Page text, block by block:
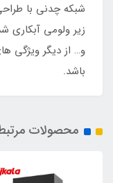
شبکه چدنی با
زیر ولومی آبکاری
باشد.
محصولات